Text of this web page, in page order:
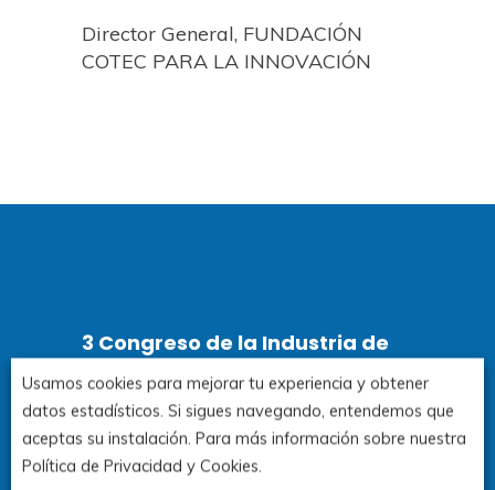
Director General, FUNDACIÓN
COTEC PARA LA INNOVACIÓN
3 Congreso de la Industria de
Canarias
Santa Cruz de Tenerife.
3y 4 de noviembre de 2026
Usamos cookies para mejorar tu experiencia y obtener
datos estadísticos. Si sigues navegando, entendemos que
aceptas su instalación. Para más información sobre nuestra
Política de Privacidad y Cookies.